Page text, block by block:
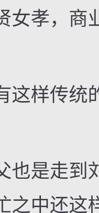
孝，商
样传统
是走到刘
之中还这